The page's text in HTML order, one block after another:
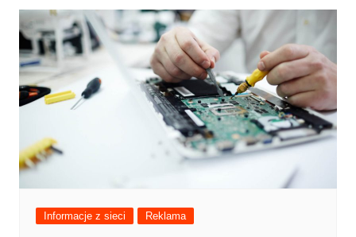
Informacje z sieci Reklama